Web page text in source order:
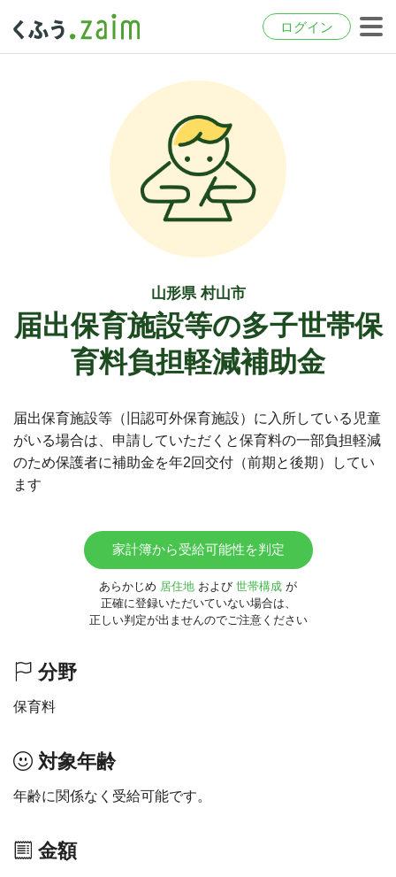
ログイン
山形県 村山市
届出保育施設等の多子世帯保
育料負担軽減補助金
届出保育施設等（旧認可外保育施設）に入所している児童
がいる場合は、申請していただくと保育料の一部負担軽減
のため保護者に補助金を年2回交付（前期と後期）してい
ます
家計簿から受給可能性を判定
あらかじめ 居住地 および 世帯構成 が
正確に登録いただいていない場合は、
正しい判定が出ませんのでご注意ください
分野
保育料
対象年齢
年齢に関係なく受給可能です。
金額